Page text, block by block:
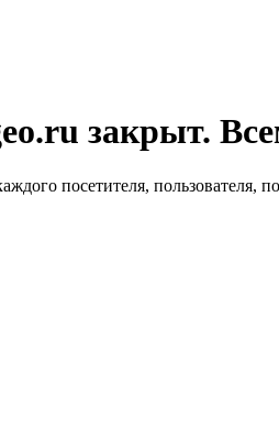
закрыт.
посетителя, пользователя,